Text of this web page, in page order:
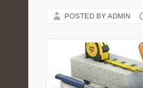
POSTED BY ADMIN